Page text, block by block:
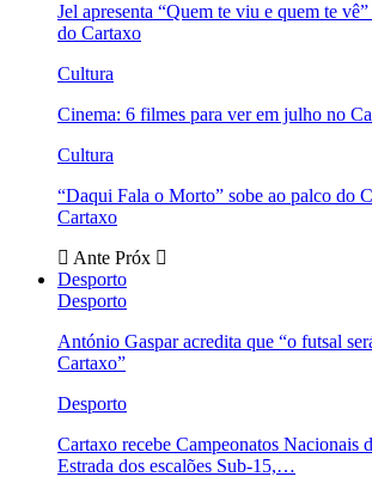
Jel apresenta “Quem te viu e quem te
do Cartaxo
Cultura
Cinema: 6 filmes para ver em julho no
Cultura
“Daqui Fala o Morto” sobe ao palco do
Cartaxo
Ante Próx
Desporto
Desporto
António Gaspar acredita que “o futsal
Cartaxo”
Desporto
Cartaxo recebe Campeonatos Nacionais
Estrada dos escalões Sub-15,…